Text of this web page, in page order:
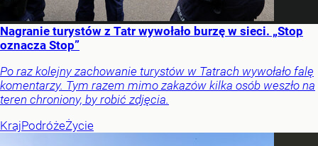
Nagranie turystów z Tatr wywołało burzę w sieci. „Stop
oznacza Stop”
Po raz kolejny zachowanie turystów w Tatrach wywołało falę
komentarzy. Tym razem mimo zakazów kilka osób weszło na
teren chroniony, by robić zdjęcia.
KrajPodróżeŻycie